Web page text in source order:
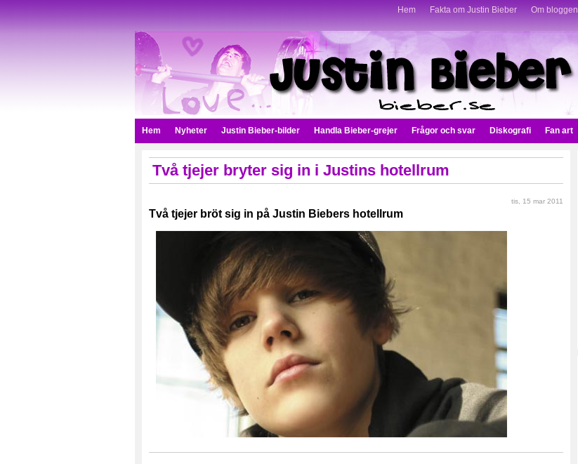
Hem Fakta om Justin Bieber Om bloggen
Hem Nyheter Justin Bieber-bilder Handla Bieber-grejer Frågor och svar Diskografi Fan art
Två tjejer bryter sig in i Justins hotellrum
tis, 15 mar 2011
Två tjejer bröt sig in på Justin Biebers hotellrum